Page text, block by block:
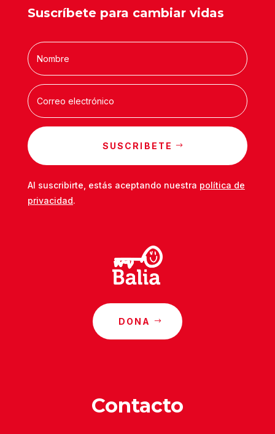
Suscríbete para cambiar vidas
SUSCRIBETE
Al suscribirte, estás aceptando nuestra política de
privacidad.
DONA
Contacto